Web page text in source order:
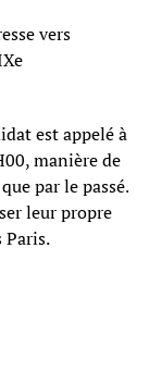
vers
est appelé à
manière de
par le passé.
leur propre
Paris.